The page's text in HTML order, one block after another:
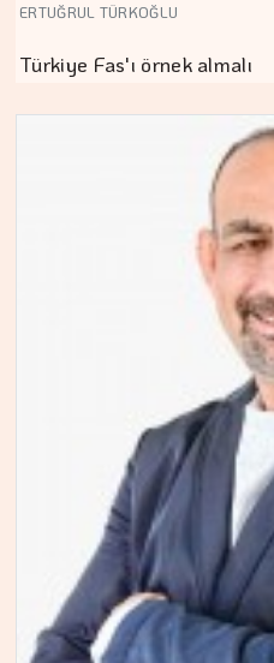
ERTUĞRUL TÜRKOĞLU
Türkiye Fas'ı örnek almalı